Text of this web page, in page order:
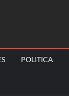
POLITICA